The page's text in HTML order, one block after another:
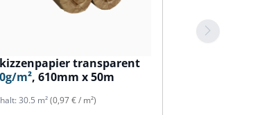
transparent
m², 610mm x 50m
30.5 m²(0,97 € / m²)